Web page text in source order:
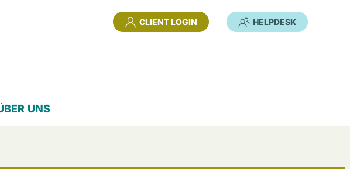
CLIENT LOGIN HELPDESK
UNS